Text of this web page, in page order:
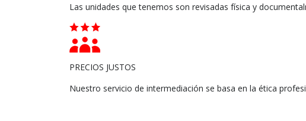
Las unidades que tenemos son revisadas física y
PRECIOS JUSTOS
Nuestro servicio de intermediación se basa en la ética